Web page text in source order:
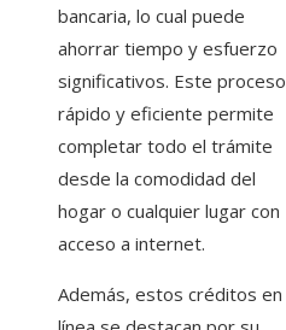
bancaria, lo cual puede
ahorrar tiempo y esfuerzo
significativos. Este proceso
rápido y eficiente permite
completar todo el trámite
desde la comodidad del
hogar o cualquier lugar con
acceso a internet.
Además, estos créditos en